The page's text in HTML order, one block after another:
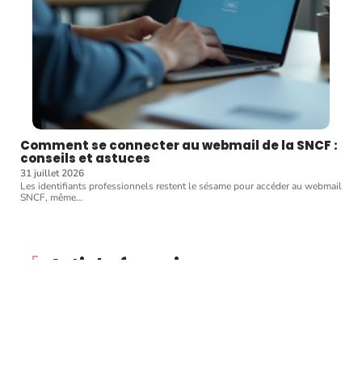
Comment se connecter au webmail de la SNCF :
conseils et astuces
31 juillet 2026
Les identifiants professionnels restent le sésame pour accéder au webmail
SNCF, même…
Article favori